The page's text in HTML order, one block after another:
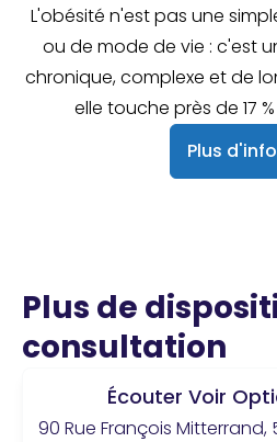
L'obésité n'est pas une
ou de mode de vie : c'est
chronique, complexe et de
elle touche près de 17
Plus d'info
Plus de
consultation
Écouter Voir
90 Rue François Mitterrand,